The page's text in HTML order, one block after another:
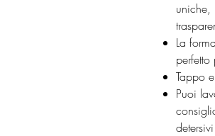
uniche,
La
Tappo
Puoi